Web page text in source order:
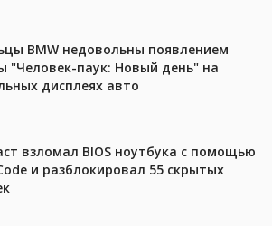
BMW недовольны появлением
"Человек-паук: Новый день" на
дисплеях авто
взломал BIOS ноутбука с помощью
и разблокировал 55 скрытых